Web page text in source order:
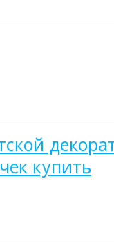
купить